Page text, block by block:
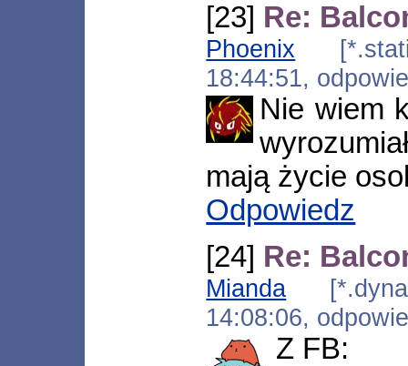
[23] Re:
Phoenix
18:44:51,
Nie wiem
mają życie
Odpowiedz
[24] Re:
Mianda
14:08:06,
Z FB: